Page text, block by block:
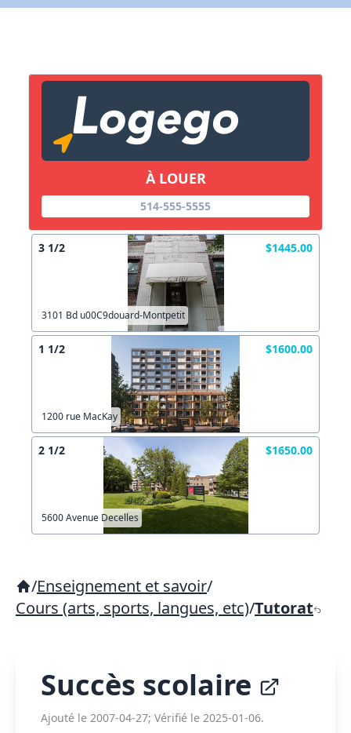
À LOUER
514-555-5555
3 1/2 $1445.00
3101 Bd u00C9douard-Montpetit
1 1/2 $1600.00
1200 rue MacKay
2 1/2 $1650.00
5600 Avenue Decelles
/Enseignement et savoir/
Cours (arts, sports, langues, etc)/Tutorat
Succès scolaire
Ajouté le 2007-04-27; Vérifié le 2025-01-06.
Lien vers inscription (sera inclus dans courriel)
Copier lien
X Fermer Envoyez
X Fermer